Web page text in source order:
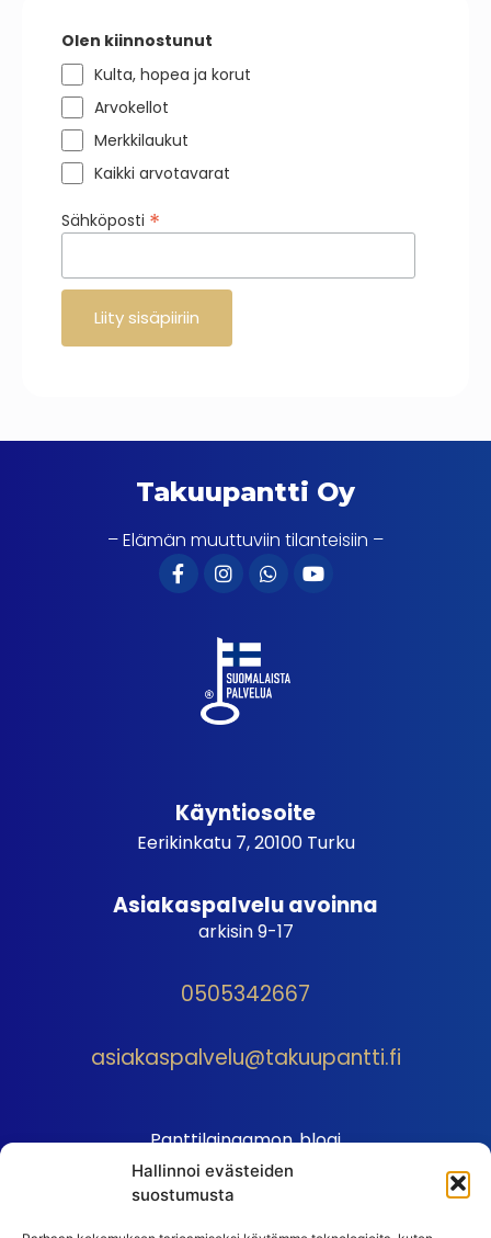
Hallinnoi evästeiden
suostumusta
Olen kiinnostunut
Kulta, hopea ja korut
Arvokellot
Merkkilaukut
Kaikki arvotavarat
Sähköposti *
Takuupantti Oy
– Elämän muuttuviin tilanteisiin –
Käyntiosoite
Eerikinkatu 7, 20100 Turku
Asiakaspalvelu avoinna
arkisin 9-17
0505342667
asiakaspalvelu@takuupantti.fi
Panttilainaamon blogi
Palveluhinnasto
Sopimusehdot